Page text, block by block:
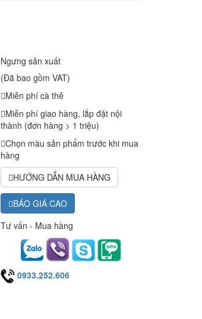
Ngưng sản xuất
(Đã bao gồm VAT)
Miễn phí cà thẻ
Miễn phí giao hàng, lắp đặt nội
thành (đơn hàng > 1 triệu)
Chọn màu sản phẩm trước khi mua
hàng
HƯỚNG DẪN MUA HÀNG
BÁO GIÁ CAO
Tư vấn - Mua hàng
0933.252.606